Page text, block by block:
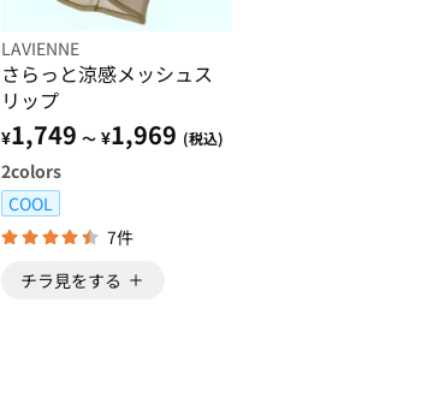
LAVIENNE
さらっと涼感メッシュス
リップ
¥1,749 ～ ¥1,969 (税込)
2colors
COOL
7件
チラ見をする